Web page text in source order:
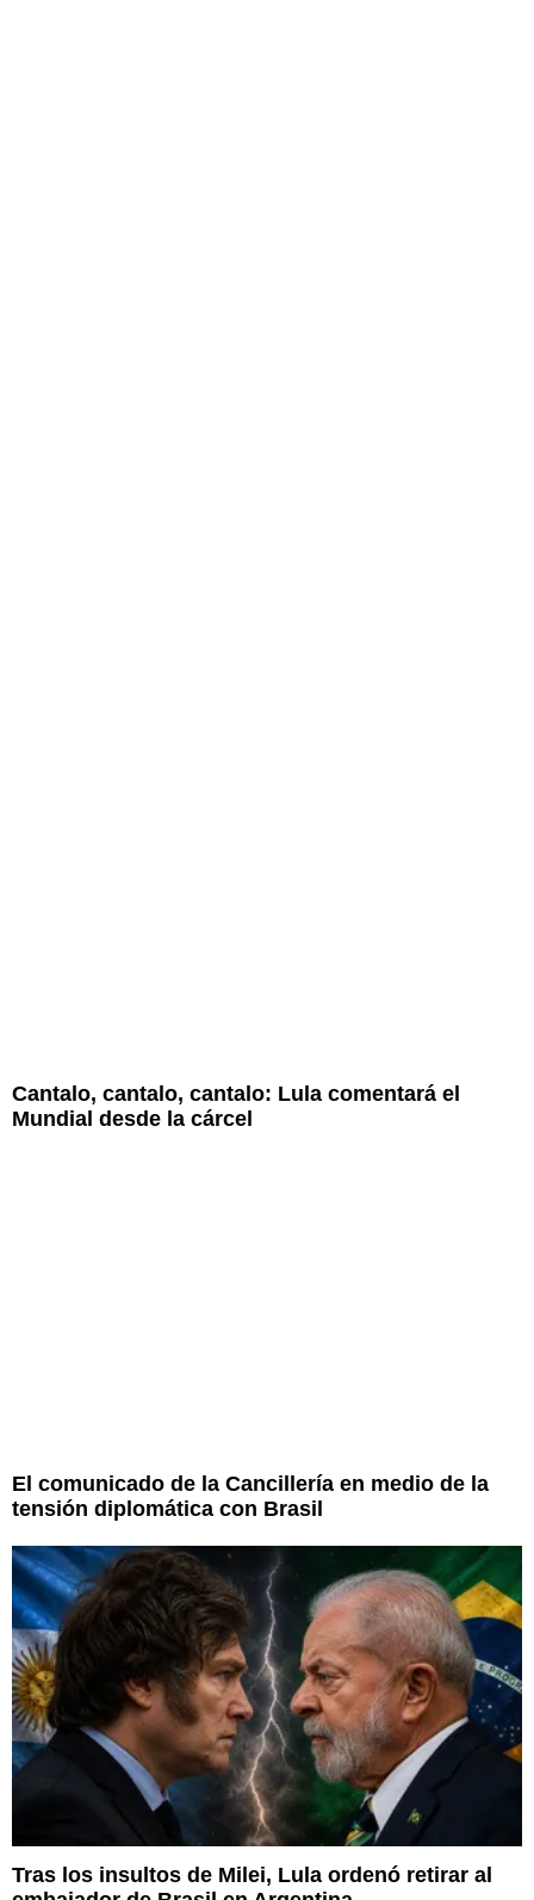
Cantalo, cantalo, cantalo: Lula comentará el
Mundial desde la cárcel
El comunicado de la Cancillería en medio de la
tensión diplomática con Brasil
Tras los insultos de Milei, Lula ordenó retirar al